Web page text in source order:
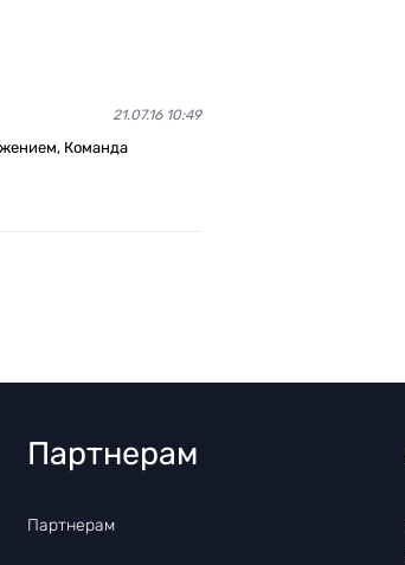
21.07.16 10:49
Команда
Партнерам
Партнерам